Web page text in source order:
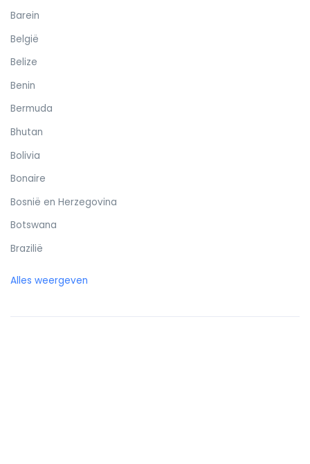
Barein
België
Belize
Benin
Bermuda
Bhutan
Bolivia
Bonaire
Bosnië en Herzegovina
Botswana
Brazilië
Bulgarije
Alles weergeven